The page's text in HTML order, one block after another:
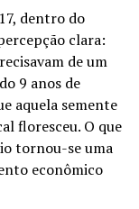
dentro do
clara:
de um
9 anos de
aquela semente
floresceu. O que
tornou-se uma
econômico